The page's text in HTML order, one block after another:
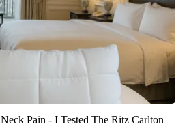
Pain - I Tested The Ritz Carlton